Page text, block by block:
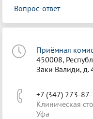
Вопрос-ответ
Приёмная
450008,
Заки Валиди, д.
+7 (347) 273-
Клиническая
Уфа